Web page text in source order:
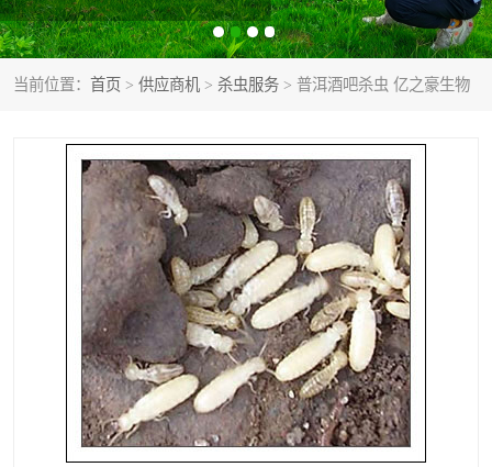
当前位置： 首页 > 供应商机 > 杀虫服务 > 普洱酒吧杀虫 亿之豪生物
白蚁防治服务 消杀服务
昆明灭老鼠 昆明灭蟑螂
昆明除四害 昆明消杀公司
昆明消毒公司 昆明白蚁防治
昆明灭红火蚁公司 昆明驱蛇公司
昆明除虫除蚁